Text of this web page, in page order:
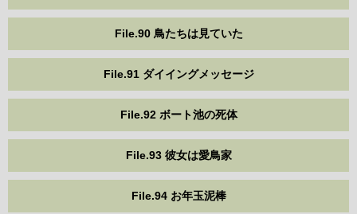
File.90 鳥たちは見ていた
File.91 ダイイングメッセージ
File.92 ボート池の死体
File.93 彼女は愛鳥家
File.94 お年玉泥棒